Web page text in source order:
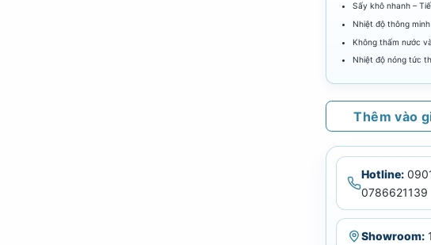
Sấy khô nhanh –
Nhiệt độ thông
Không thấm nước
Nhiệt độ nóng tức
Thêm vào
Hotline:
0786621139
Showroom: